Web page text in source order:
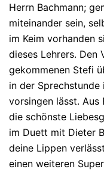
Herrn Bachmann;
miteinander sein,
im Keim vorhanden
dieses Lehrers. Den
gekommenen Stefi
in der
vorsingen lässt. Aus
die schönste
im Duett mit Dieter
deine Lippen
einen weiteren